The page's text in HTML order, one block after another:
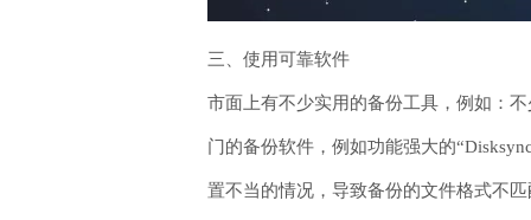
三、使用可靠软件
市面上有不少实用的备份工具，例如：
门的备份软件，例如功能强大的
置不当的情况，导致备份的文件格式不